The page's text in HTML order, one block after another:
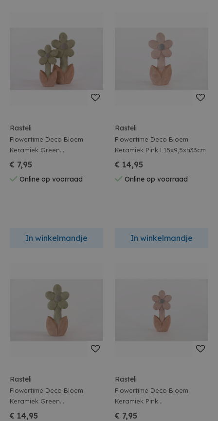
Rasteli
Flowertime Deco Bloem
Keramiek Green
L12,5x7xh25,5cm
€ 7,95
Online op voorraad
In winkelmandje
Rasteli
Flowertime Deco Bloem
Keramiek Pink L15x9,5xh33cm
€ 14,95
Online op voorraad
In winkelmandje
Rasteli
Flowertime Deco Bloem
Keramiek Green
L15x9,5xh33cm
€ 14,95
Rasteli
Flowertime Deco Bloem
Keramiek Pink
L12,5x7xh25,5cm
€ 7,95